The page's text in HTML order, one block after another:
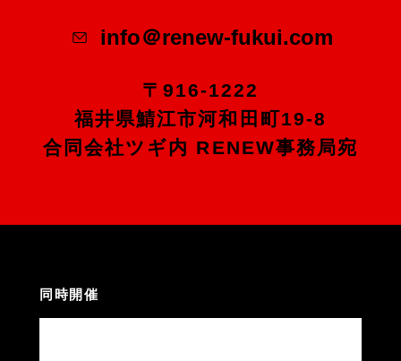
info＠renew-fukui.com
〒916-1222
福井県鯖江市河和田町19-8
合同会社ツギ内 RENEW事務局宛
同時開催